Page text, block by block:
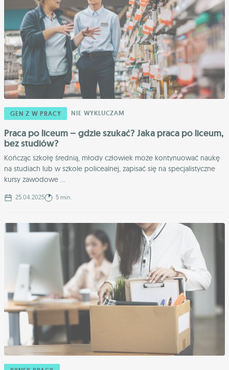
GEN Z W PRACY NIE WYKLUCZAM
Praca po liceum – gdzie szukać? Jaka praca po liceum,
bez studiów?
Kończąc szkołę średnią, młody człowiek może kontynuować naukę
na studiach lub w szkole policealnej, zapisać się na specjalistyczne
kursy zawodowe ...
25.04.2025 5 min.